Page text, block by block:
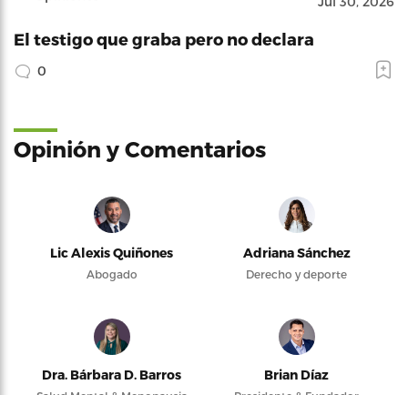
El testigo que graba pero no declara
0
Opinión y Comentarios
Lic Alexis Quiñones
Abogado
Adriana Sánchez
Derecho y deporte
Dra. Bárbara D. Barros Brian Díaz